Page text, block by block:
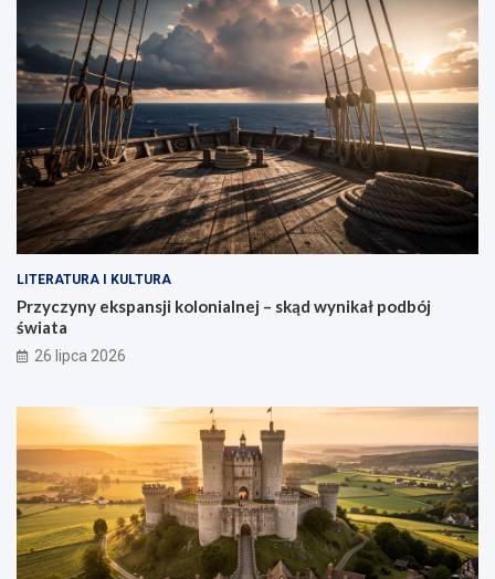
LITERATURA I KULTURA
Przyczyny ekspansji kolonialnej – skąd wynikał podbój
świata
26 lipca 2026